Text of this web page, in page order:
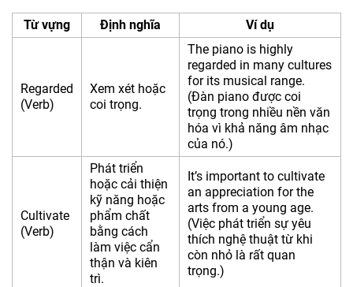
Từ vựng Định nghĩa Ví dụ
Regarded
(Verb)
Xem xét hoặc
coi trọng.
The piano is highly
regarded in many cultures
for its musical range.
(Đàn piano được coi
trọng trong nhiều nền văn
hóa vì khả năng âm nhạc
của nó.)
Cultivate
(Verb)
Phát triển
hoặc cải thiện
kỹ năng hoặc
phẩm chất
bằng cách
làm việc cẩn
thận và kiên
trì.
It’s important to cultivate
an appreciation for the
arts from a young age.
(Việc phát triển sự yêu
thích nghệ thuật từ khi
còn nhỏ là rất quan
trọng.)